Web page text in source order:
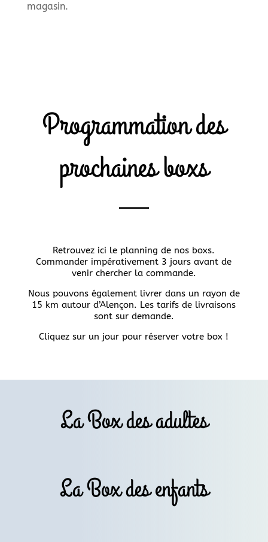
magasin.
Programmation des
prochaines boxs
Retrouvez ici le planning de nos boxs.
Commander impérativement 3 jours avant de
venir chercher la commande.
Nous pouvons également livrer dans un rayon de
15 km autour d’Alençon. Les tarifs de livraisons
sont sur demande.
Cliquez sur un jour pour réserver votre box !
La Box des adultes
La Box des enfants